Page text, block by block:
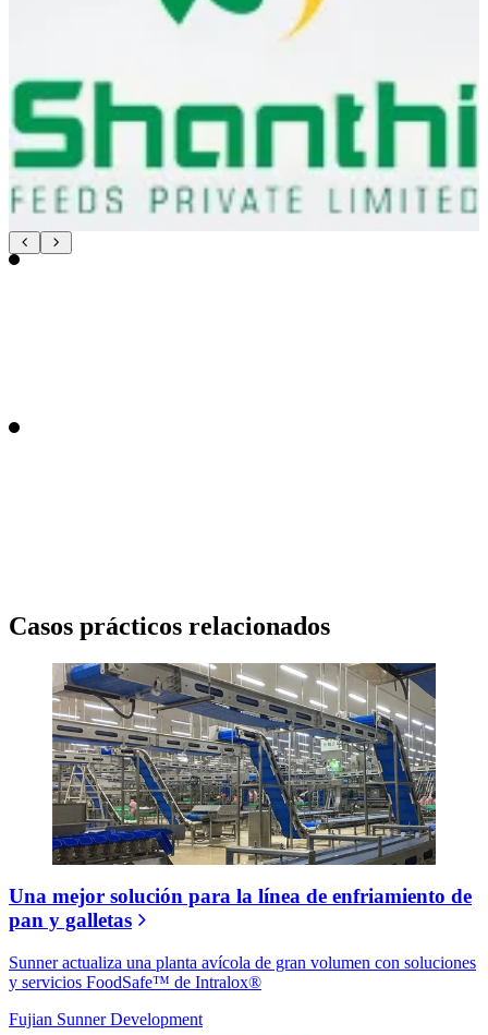
Casos prácticos relacionados
Una mejor solución para la línea de enfriamiento de
pan y galletas
Sunner actualiza una planta avícola de gran volumen con soluciones
y servicios FoodSafe™ de Intralox®
Fujian Sunner Development